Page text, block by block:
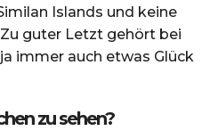
Islands und keine
guter Letzt gehört bei
immer auch etwas Glück
zu sehen?